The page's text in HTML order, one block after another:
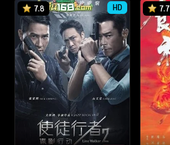
7.8 HD 7.7